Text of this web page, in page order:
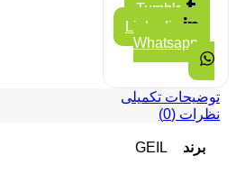
Tumblr
Linkedin
Whatsapp
توضیحات تکمیلی
نظرات (0)
برند GEIL